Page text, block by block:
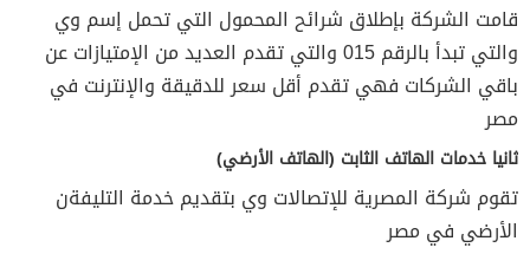
قامت الشركة بإطلاق شرائح المحمول التي تحمل إسم وي
والتي تبدأ بالرقم 015 والتي تقدم العديد من الإمتيازات عن
باقي الشركات فهي تقدم أقل سعر للدقيقة والإنترنت في
مصر
ثانيا خدمات الهاتف الثابت (الهاتف الأرضي)
تقوم شركة المصرية للإتصالات وي بتقديم خدمة التليفةن
الأرضي في مصر